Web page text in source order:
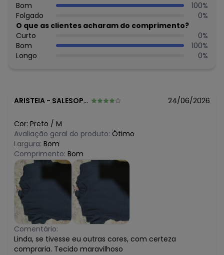
maio/2026 R$ 64,9
abril/2026 R$ 64,9
março/2026
fevereiro/2026 N/D*
Bom
100%
Folgado
0%
O que as clientes acharam do comprimento?
Curto
0%
Bom
100%
Longo
0%
ARISTEIA - SALESOPOLIS - SP 24/06/2026
Cor: Preto / M
Avaliação geral do produto: Ótimo
Largura: Bom
Comprimento: Bom
Comentário:
Linda, se tivesse eu outras cores, com certeza
compraria. Tecido maravilhoso